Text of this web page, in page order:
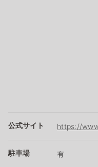
公式サイト https://
駐車場 有